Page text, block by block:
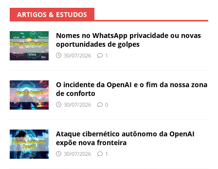
ARTIGOS & ESTUDOS
Nomes no WhatsApp privacidade ou novas
oportunidades de golpes
30/07/2026 1
O incidente da OpenAI e o fim da nossa zona
de conforto
30/07/2026 0
Ataque cibernético autônomo da OpenAI
expõe nova fronteira
30/07/2026 1